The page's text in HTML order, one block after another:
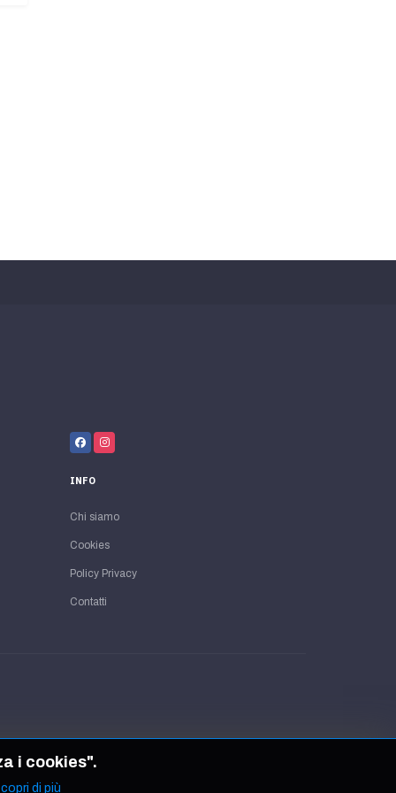
INFO
Chi siamo
Cookies
Policy Privacy
Contatti
i cookies".
di più